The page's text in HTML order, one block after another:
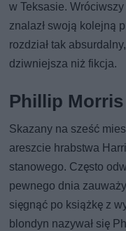
w Teksasie.
znalazł swoją kolejną
rozdział tak
dziwniejsza niż fikcja.
Phillip Morris
Skazany na sześć
areszcie hrabstwa
stanowego. Często
pewnego dnia
sięgnąć po książkę z
blondyn nazywał się